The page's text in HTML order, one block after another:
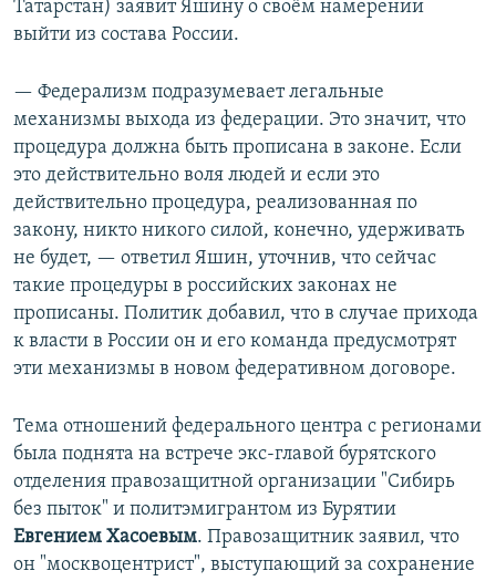
Татарстан) заявит Яшину о своём намерении
выйти из состава России.
— Федерализм подразумевает легальные
механизмы выхода из федерации. Это значит, что
процедура должна быть прописана в законе. Если
это действительно воля людей и если это
действительно процедура, реализованная по
закону, никто никого силой, конечно, удерживать
не будет, — ответил Яшин, уточнив, что сейчас
такие процедуры в российских законах не
прописаны. Политик добавил, что в случае прихода
к власти в России он и его команда предусмотрят
эти механизмы в новом федеративном договоре.
Тема отношений федерального центра с регионами
была поднята на встрече экс-главой бурятского
отделения правозащитной организации "Сибирь
без пыток" и политэмигрантом из Бурятии
Евгением Хасоевым. Правозащитник заявил, что
он "москвоцентрист", выступающий за сохранение